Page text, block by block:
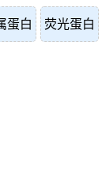
蛋白 荧光蛋白